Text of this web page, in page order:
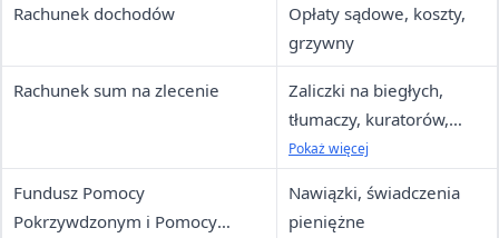
Rachunek dochodów
Opłaty sądowe, koszty,
grzywny
Rachunek sum na zlecenie
Zaliczki na biegłych,
tłumaczy, kuratorów,
wpis do rejestru
Pokaż więcej
Fundusz Pomocy
Pokrzywdzonym i Pomocy
Nawiązki, świadczenia
pieniężne